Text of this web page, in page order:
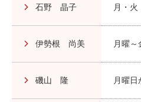
石野 晶子 月・
伊勢根 尚美 月曜
磯山 隆 月曜